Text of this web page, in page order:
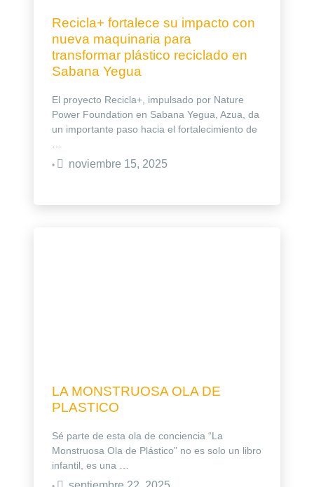
Recicla+ fortalece su impacto con
nueva maquinaria para
transformar plástico reciclado en
Sabana Yegua
El proyecto Recicla+, impulsado por Nature
Power Foundation en Sabana Yegua, Azua, da
un importante paso hacia el fortalecimiento de
• noviembre 15, 2025
LA MONSTRUOSA OLA DE
PLASTICO
Sé parte de esta ola de conciencia “La
Monstruosa Ola de Plástico” no es solo un libro
infantil, es una …